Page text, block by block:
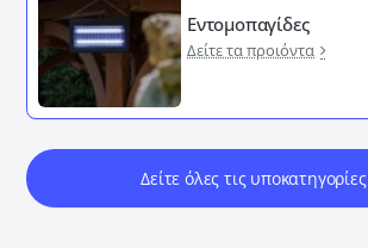
Εντομοπαγίδες
Δείτε τα προιόντα
Δείτε όλες τις υποκατηγορίες